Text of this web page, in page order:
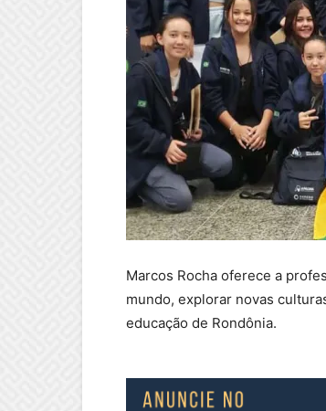
Marcos Rocha oferece a
mundo, explorar novas
educação de Rondônia.